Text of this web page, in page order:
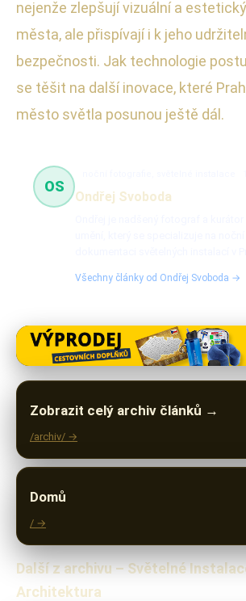
nejenže zlepšují vizuální a
města, ale přispívají i k jeho
bezpečnosti. Jak technologie
se těšit na další inovace, které
město světla posunou ještě dál.
OS
Ondřej Svoboda
Všechny články od Ondřej Svoboda →
Zobrazit celý archiv článků →
/archiv/ →
Domů
/ →
Další z archivu – Světelné
Architektura